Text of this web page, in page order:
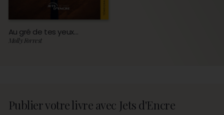
Au gré de tes yeux…
Molly Forrest
Publier votre livre avec Jets d'Encre